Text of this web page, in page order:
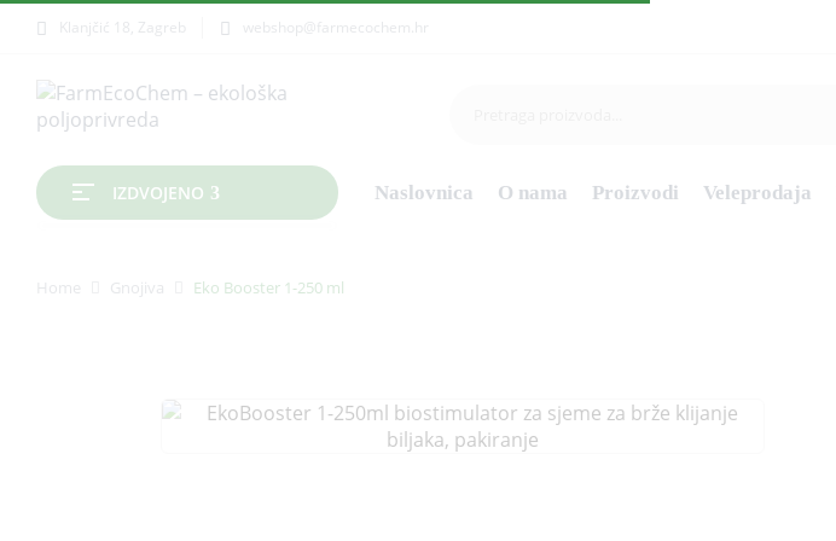
Klanjčić 18, Zagreb webshop@farmecochem.hr
IZDVOJENO Naslovnica O nama Proizvodi Veleprodaja
Home Gnojiva Eko Booster 1-250 ml